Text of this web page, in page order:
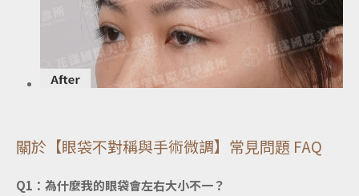
關於【眼袋不對稱與手術微調】常見問題 FAQ
Q1：為什麼我的眼袋會左右大小不一？